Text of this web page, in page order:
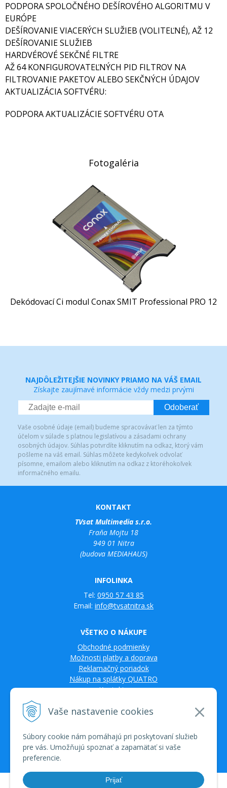
Vaše nastavenie cookies
Súbory cookie nám pomáhajú pri poskytovaní služieb
pre vás. Umožňujú spoznať a zapamätať si vaše
preferencie.
Prijať
PODPORA SPOLOČNÉHO DEŠÍROVÉHO ALGORITMU V
EURÓPE
DEŠÍROVANIE VIACERÝCH SLUŽIEB (VOLITEĽNÉ), AŽ 12
DEŠÍROVANIE SLUŽIEB
HARDVÉROVÉ SEKČNÉ FILTRE
AŽ 64 KONFIGUROVATEĽNÝCH PID FILTROV NA
FILTROVANIE PAKETOV ALEBO SEKČNÝCH ÚDAJOV
AKTUALIZÁCIA SOFTVÉRU:
PODPORA AKTUALIZÁCIE SOFTVÉRU OTA
Fotogaléria
Dekódovací Ci modul Conax SMIT Professional PRO 12
NAJDÔLEŽITEJŠIE NOVINKY PRIAMO NA VÁŠ EMAIL
Získajte zaujímavé informácie vždy medzi prvými
Odoberať
Vaše osobné údaje (email) budeme spracovávať len za týmto
účelom v súlade s platnou legislatívou a zásadami ochrany
osobných údajov. Súhlas potvrdíte kliknutím na odkaz, ktorý vám
pošleme na váš email. Súhlas môžete kedykoľvek odvolať
písomne, emailom alebo kliknutím na odkaz z ktoréhokoľvek
informačného emailu.
KONTAKT
TVsat Multimedia s.r.o.
Fraňa Mojtu 18
949 01 Nitra
(budova MEDIAHAUS)
INFOLINKA
Tel: 0950 57 43 85
Email: info@tvsatnitra.sk
VŠETKO O NÁKUPE
Obchodné podmienky
Možnosti platby a doprava
Reklamačný poriadok
Nákup na splátky QUATRO
Kontakty
© 2026 TV SAT Multimédiá • tvorba eshopu cez UNIobchod, webhosting